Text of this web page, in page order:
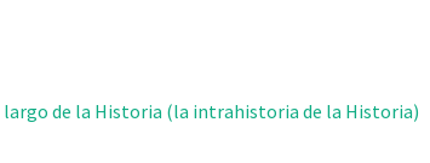
largo de la Historia (la intrahistoria de la Historia)